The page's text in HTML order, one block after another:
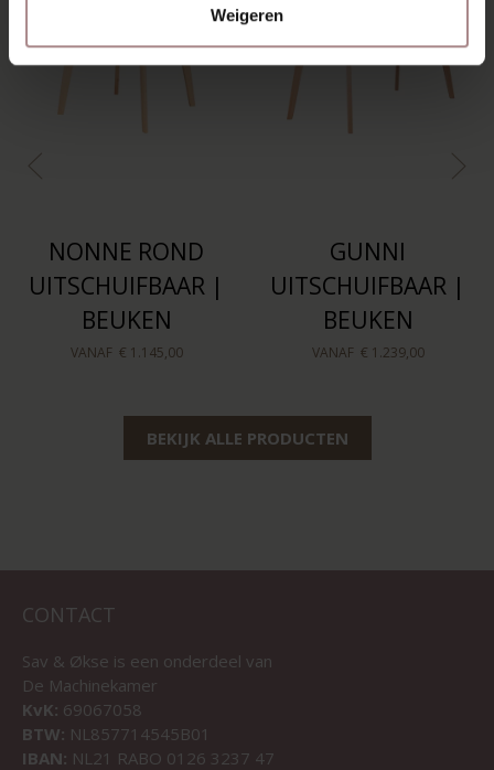
Weigeren
NONNE ROND
UITSCHUIFBAAR |
BEUKEN
VANAF € 1.145,00
GUNNI
UITSCHUIFBAAR |
BEUKEN
VANAF € 1.239,00
BEKIJK ALLE PRODUCTEN
CONTACT
Sav & Økse is een onderdeel van
De Machinekamer
KvK: 69067058
BTW: NL857714545B01
IBAN: NL21 RABO 0126 3237 47